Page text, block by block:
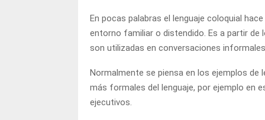
En pocas palabras el lenguaje coloquial
entorno familiar o distendido. Es a partir de
son utilizadas en conversaciones
Normalmente se piensa en los ejemplos
más formales del lenguaje, por ejemplo en
ejecutivos.